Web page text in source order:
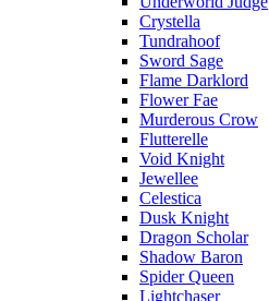
Crystella
Tundrahoof
Sword Sage
Flame Darklord
Flower Fae
Murderous Crow
Flutterelle
Void Knight
Jewellee
Celestica
Dusk Knight
Dragon Scholar
Shadow Baron
Spider Queen
Lightchaser